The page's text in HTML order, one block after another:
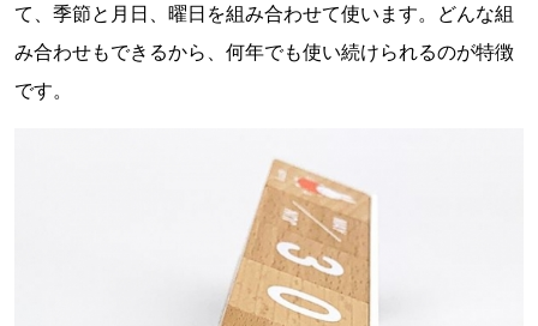
て、季節と月日、曜日を組み合わせて使います。どんな組
み合わせもできるから、何年でも使い続けられるのが特徴
です。